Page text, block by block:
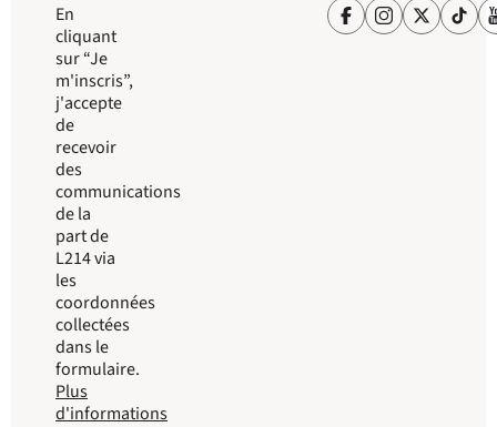
En
cliquant
sur “Je
m'inscris”,
j'accepte
de
recevoir
des
communications
de la
part de
L214 via
les
coordonnées
collectées
dans le
formulaire.
Plus
d'informations